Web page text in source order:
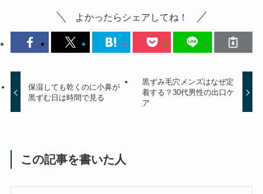
よかったらシェアしてね！
保湿しても乾くのに小鼻が
黒ずむ日は時間で見る
黒ずみ毛穴メンズはなぜ定
着する？30代男性の出口ケ
ア
この記事を書いた人